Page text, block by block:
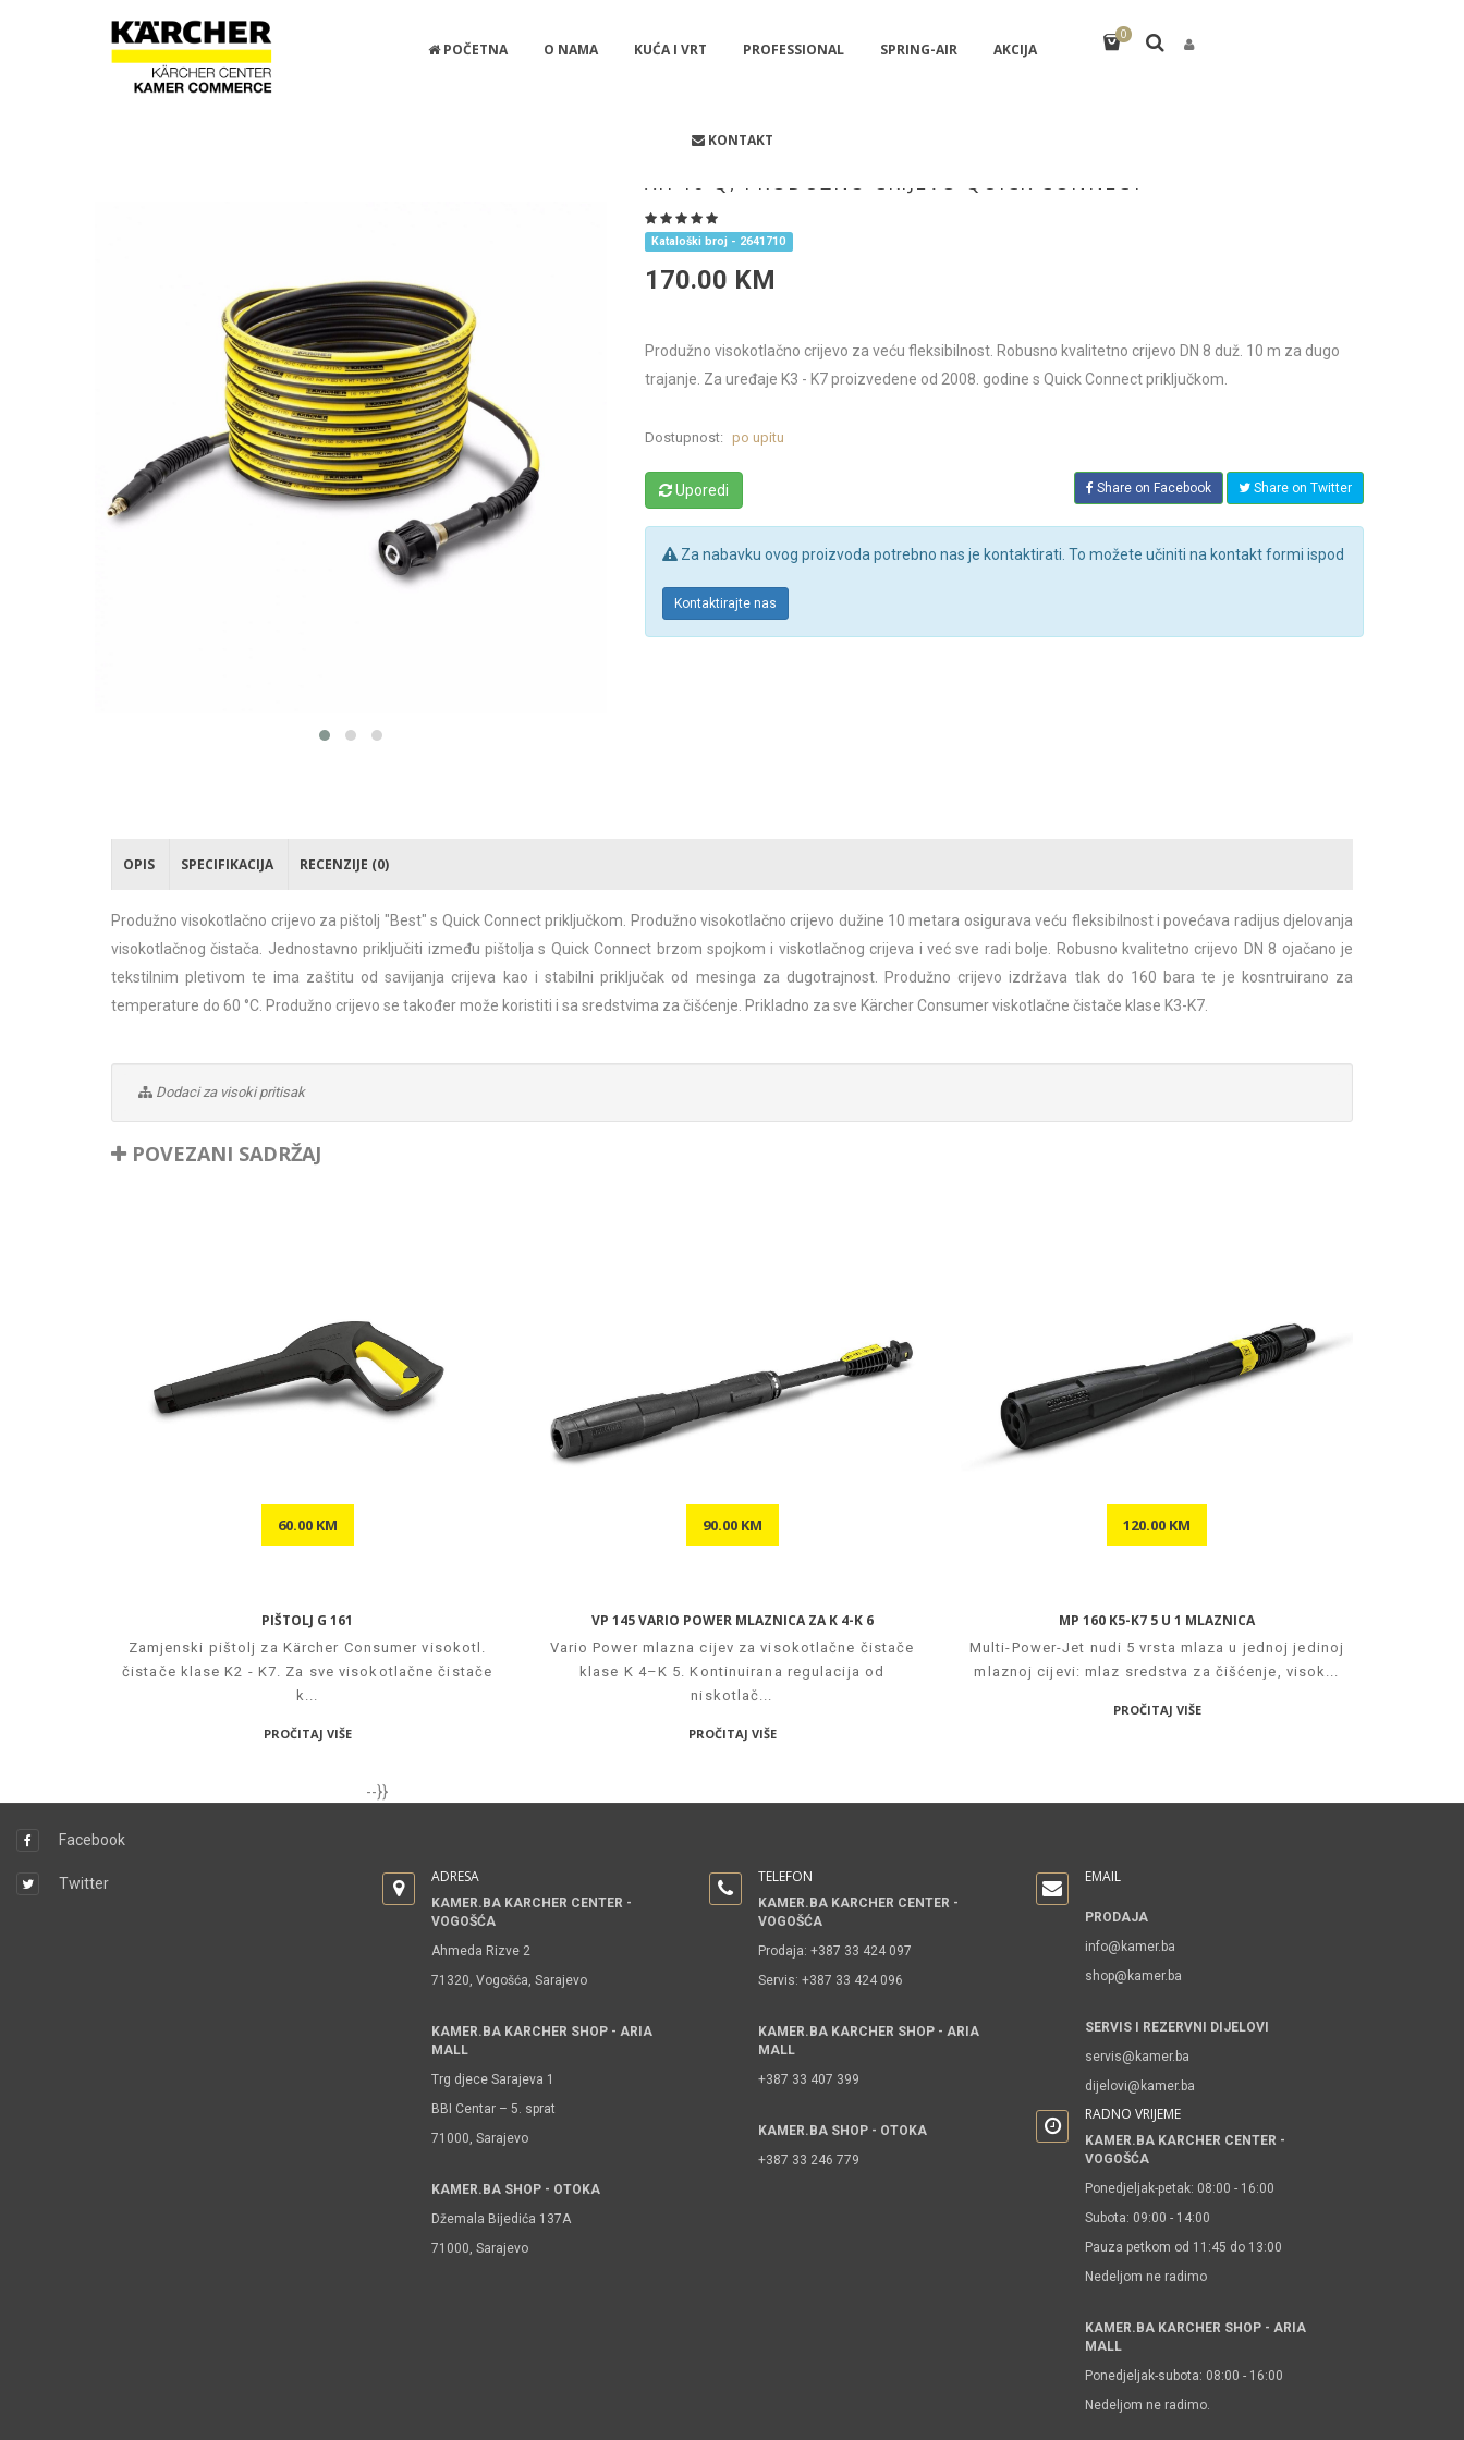
POČETNA O NAMA KUĆA I VRT PROFESSIONAL SPRING-AIR AKCIJA
KONTAKT
0
XH 10 Q, PRODUŽNO CRIJEVO QUICK CONNECT
Kataloški broj - 2641710
170.00 KM
Produžno visokotlačno crijevo za veću fleksibilnost. Robusno kvalitetno crijevo DN 8 duž. 10 m za dugo
trajanje. Za uređaje K3 - K7 proizvedene od 2008. godine s Quick Connect priključkom.
Dostupnost: po upitu
Uporedi Share on Facebook Share on Twitter
Za nabavku ovog proizvoda potrebno nas je kontaktirati. To možete učiniti na kontakt formi ispod
Kontaktirajte nas
OPIS SPECIFIKACIJA RECENZIJE (0)
Produžno visokotlačno crijevo za pištolj "Best" s Quick Connect priključkom. Produžno visokotlačno crijevo dužine 10 metara osigurava veću fleksibilnost i povećava radijus djelovanja
visokotlačnog čistača. Jednostavno priključiti između pištolja s Quick Connect brzom spojkom i viskotlačnog crijeva i već sve radi bolje. Robusno kvalitetno crijevo DN 8 ojačano je
tekstilnim pletivom te ima zaštitu od savijanja crijeva kao i stabilni priključak od mesinga za dugotrajnost. Produžno crijevo izdržava tlak do 160 bara te je kosntruirano za
temperature do 60 °C. Produžno crijevo se također može koristiti i sa sredstvima za čišćenje. Prikladno za sve Kärcher Consumer viskotlačne čistače klase K3-K7.
Dodaci za visoki pritisak
POVEZANI SADRŽAJ
60.00 KM
PIŠTOLJ G 161
Zamjenski pištolj za Kärcher Consumer visokotl.
čistače klase K2 - K7. Za sve visokotlačne čistače
k...
PROČITAJ VIŠE
90.00 KM
VP 145 VARIO POWER MLAZNICA ZA K 4-K 6
Vario Power mlazna cijev za visokotlačne čistače
klase K 4–K 5. Kontinuirana regulacija od
niskotlač...
PROČITAJ VIŠE
120.00 KM
MP 160 K5-K7 5 U 1 MLAZNICA
Multi-Power-Jet nudi 5 vrsta mlaza u jednoj jedinoj
mlaznoj cijevi: mlaz sredstva za čišćenje, visok...
PROČITAJ VIŠE
Facebook
Twitter
--}}
ADRESA
KAMER.BA KARCHER CENTER -
VOGOŠĆA
Ahmeda Rizve 2
71320, Vogošća, Sarajevo
KAMER.BA KARCHER SHOP - ARIA
MALL
Trg djece Sarajeva 1
BBI Centar – 5. sprat
71000, Sarajevo
KAMER.BA SHOP - OTOKA
Džemala Bijedića 137A
71000, Sarajevo
TELEFON
KAMER.BA KARCHER CENTER -
VOGOŠĆA
Prodaja: +387 33 424 097
Servis: +387 33 424 096
KAMER.BA KARCHER SHOP - ARIA
MALL
+387 33 407 399
KAMER.BA SHOP - OTOKA
+387 33 246 779
EMAIL
PRODAJA
info@kamer.ba
shop@kamer.ba
SERVIS I REZERVNI DIJELOVI
servis@kamer.ba
dijelovi@kamer.ba
RADNO VRIJEME
KAMER.BA KARCHER CENTER -
VOGOŠĆA
Ponedjeljak-petak: 08:00 - 16:00
Subota: 09:00 - 14:00
Pauza petkom od 11:45 do 13:00
Nedeljom ne radimo
KAMER.BA KARCHER SHOP - ARIA
MALL
Ponedjeljak-subota: 08:00 - 16:00
Nedeljom ne radimo.